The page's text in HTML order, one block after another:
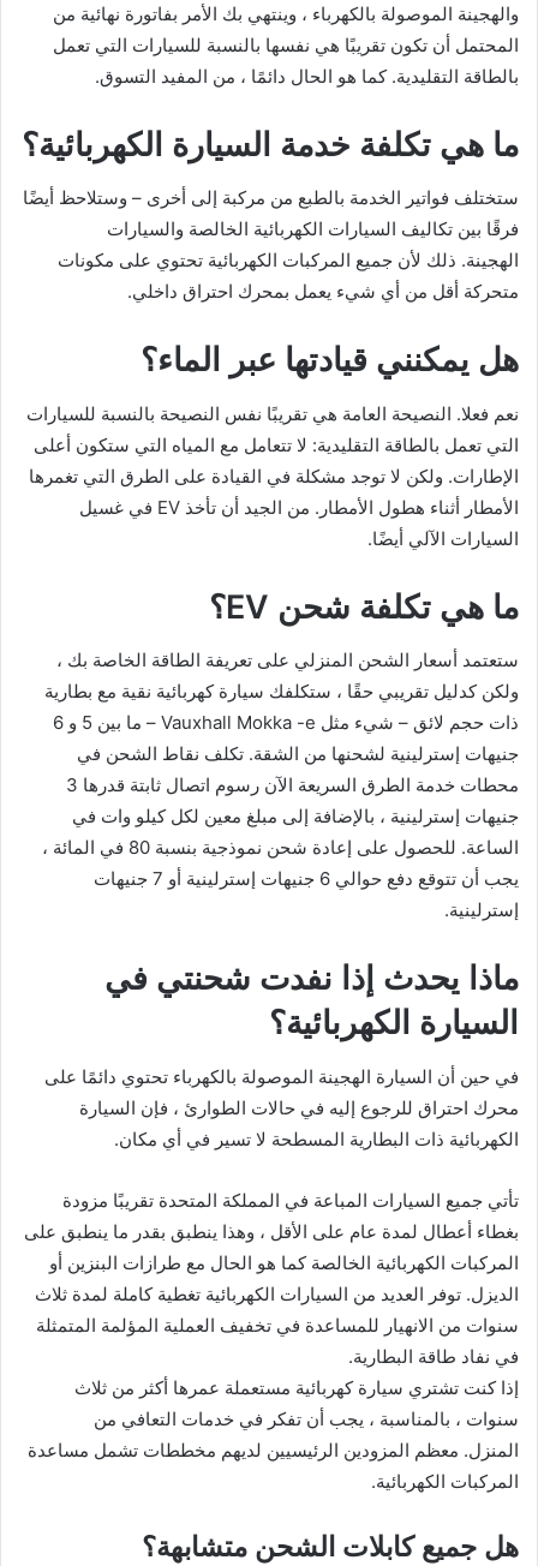
والهجينة الموصولة بالكهرباء ، وينتهي بك الأمر بفاتورة نهائية من
المحتمل أن تكون تقريبًا هي نفسها بالنسبة للسيارات التي تعمل
بالطاقة التقليدية. كما هو الحال دائمًا ، من المفيد التسوق.
ما هي تكلفة خدمة السيارة الكهربائية؟
ستختلف فواتير الخدمة بالطبع من مركبة إلى أخرى – وستلاحظ أيضًا
فرقًا بين تكاليف السيارات الكهربائية الخالصة والسيارات
الهجينة. ذلك لأن جميع المركبات الكهربائية تحتوي على مكونات
متحركة أقل من أي شيء يعمل بمحرك احتراق داخلي.
هل يمكنني قيادتها عبر الماء؟
نعم فعلا. النصيحة العامة هي تقريبًا نفس النصيحة بالنسبة للسيارات
التي تعمل بالطاقة التقليدية: لا تتعامل مع المياه التي ستكون أعلى
الإطارات. ولكن لا توجد مشكلة في القيادة على الطرق التي تغمرها
الأمطار أثناء هطول الأمطار. من الجيد أن تأخذ EV في غسيل
السيارات الآلي أيضًا.
ما هي تكلفة شحن EV؟
ستعتمد أسعار الشحن المنزلي على تعريفة الطاقة الخاصة بك ،
ولكن كدليل تقريبي حقًا ، ستكلفك سيارة كهربائية نقية مع بطارية
ذات حجم لائق – شيء مثل Vauxhall Mokka -e – ما بين 5 و 6
جنيهات إسترلينية لشحنها من الشقة. تكلف نقاط الشحن في
محطات خدمة الطرق السريعة الآن رسوم اتصال ثابتة قدرها 3
جنيهات إسترلينية ، بالإضافة إلى مبلغ معين لكل كيلو وات في
الساعة. للحصول على إعادة شحن نموذجية بنسبة 80 في المائة ،
يجب أن تتوقع دفع حوالي 6 جنيهات إسترلينية أو 7 جنيهات
إسترلينية.
ماذا يحدث إذا نفدت شحنتي في
السيارة الكهربائية؟
في حين أن السيارة الهجينة الموصولة بالكهرباء تحتوي دائمًا على
محرك احتراق للرجوع إليه في حالات الطوارئ ، فإن السيارة
الكهربائية ذات البطارية المسطحة لا تسير في أي مكان.
تأتي جميع السيارات المباعة في المملكة المتحدة تقريبًا مزودة
بغطاء أعطال لمدة عام على الأقل ، وهذا ينطبق بقدر ما ينطبق على
المركبات الكهربائية الخالصة كما هو الحال مع طرازات البنزين أو
الديزل. توفر العديد من السيارات الكهربائية تغطية كاملة لمدة ثلاث
سنوات من الانهيار للمساعدة في تخفيف العملية المؤلمة المتمثلة
في نفاد طاقة البطارية.
إذا كنت تشتري سيارة كهربائية مستعملة عمرها أكثر من ثلاث
سنوات ، بالمناسبة ، يجب أن تفكر في خدمات التعافي من
المنزل. معظم المزودين الرئيسيين لديهم مخططات تشمل مساعدة
المركبات الكهربائية.
هل جميع كابلات الشحن متشابهة؟